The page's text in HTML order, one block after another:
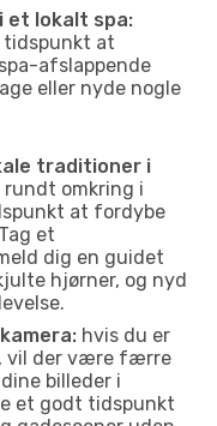
et lokalt spa:
tidspunkt at
afslappende
eller nyde nogle
traditioner i
omkring i
at fordybe
et
dig en guidet
hjørner, og nyd
hvis du er
vil der være færre
billeder i
et godt tidspunkt